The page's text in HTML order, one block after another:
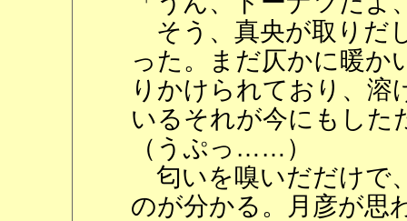
そう、真央が取りだ
った。まだ仄かに暖か
りかけられており、
いるそれが今にもした
（うぷっ……）
匂いを嗅いだだけで
のが分かる。月彦が